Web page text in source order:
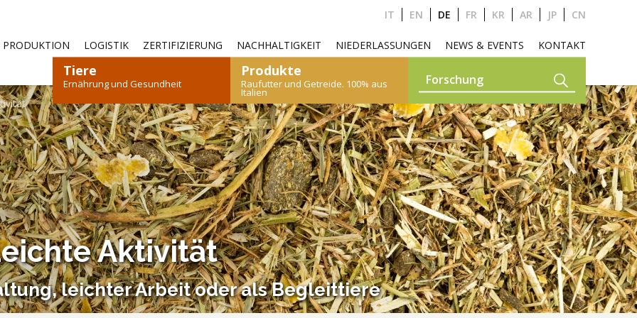
IT EN DE FR KR AR JP CN
PRODUKTION LOGISTIK ZERTIFIZIERUNG NACHHALTIGKEIT NIEDERLASSUNGEN NEWS & EVENTS KONTAKT
Tiere
Ernährung und Gesundheit
UND ZIEGEN KANINCHEN GEFLÜGEL KAMELE, ALPAKAS UND LAMA HAUSTIERE
BROSCHÜRE HERUNTERLADEN
Produkte
Raufutter und Getreide. 100% aus
Italien
HEU STROH GETREIDE FUTTERMITTEL GARDEN
BROSCHÜRE HERUNTERLADEN
Aktivität
leichter Arbeit oder als Begleittiere